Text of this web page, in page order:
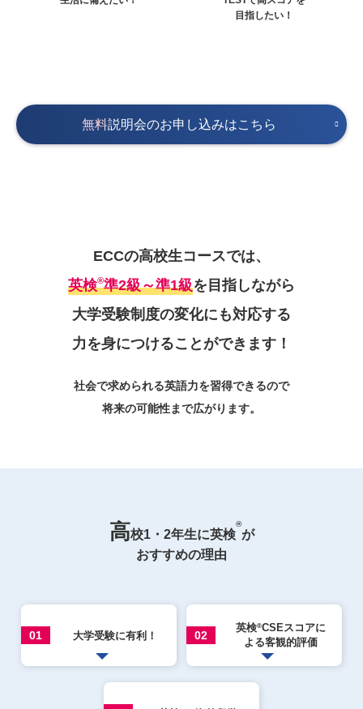
目指したい！
無料説明会のお申し込みはこちら
ECCの高校生コースでは、
英検®準2級～準1級を目指しながら
大学受験制度の変化にも対応する
力を身につけることができます！
社会で求められる英語力を習得できるので
将来の可能性まで広がります。
高校1・2年生に英検
®
が
おすすめの理由
01 大学受験に有利！ 02
英検®CSEスコアに
よる客観的評価